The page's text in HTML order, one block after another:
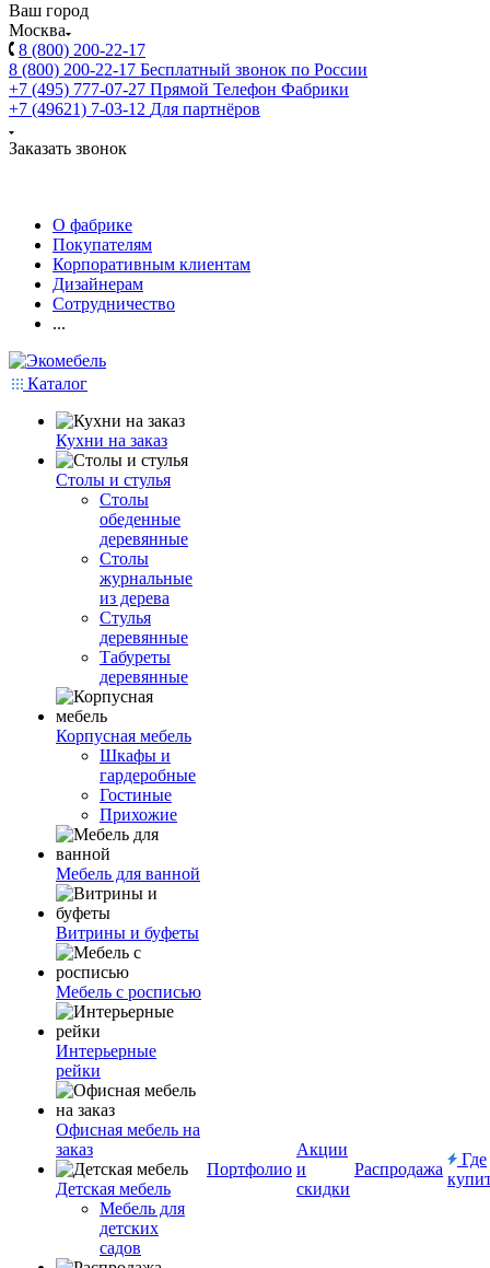
Ваш город
Москва
8 (800) 200-22-17
8 (800) 200-22-17 Бесплатный звонок по России
+7 (495) 777-07-27 Прямой Телефон Фабрики
+7 (49621) 7-03-12 Для партнёров
Заказать звонок
О фабрике
Покупателям
Корпоративным клиентам
Дизайнерам
Сотрудничество
...
Каталог
Кухни на заказ
Столы и стулья
Столы
обеденные
деревянные
Столы
журнальные
из дерева
Стулья
деревянные
Табуреты
деревянные
Корпусная мебель
Шкафы и
гардеробные
Гостиные
Прихожие
Мебель для ванной
Витрины и буфеты
Мебель с росписью
Интерьерные
рейки
Офисная мебель на
заказ
Детская мебель
Мебель для
детских
садов
Портфолио
Акции
и
скидки
Распродажа
Где